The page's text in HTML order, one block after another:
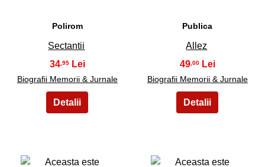
Polirom
Sectantii
34 ,95
Biografii Memorii & Jurnale
Publica
Allez
49,00
Biografii Memorii & Jurnale